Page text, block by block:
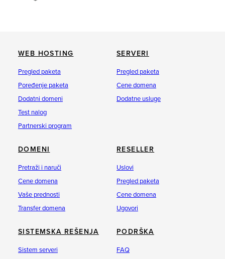
WEB HOSTING
Pregled paketa
Poređenje paketa
Dodatni domeni
Test nalog
Partnerski program
SERVERI
Pregled paketa
Cene domena
Dodatne usluge
DOMENI
Pretraži i naruči
Cene domena
Vaše prednosti
Transfer domena
RESELLER
Uslovi
Pregled paketa
Cene domena
Ugovori
SISTEMSKA REŠENJA
Sistem serveri
PODRŠKA
FAQ